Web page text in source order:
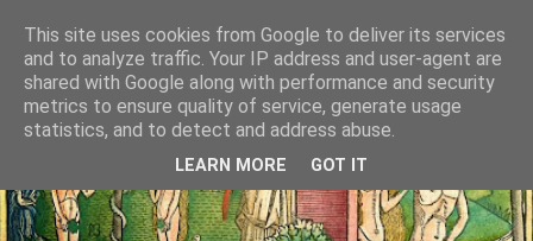
This site uses cookies from Google to deliver its services
and to analyze traffic. Your IP address and user-agent are
shared with Google along with performance and security
metrics to ensure quality of service, generate usage
statistics, and to detect and address abuse.
LEARN MORE GOT IT